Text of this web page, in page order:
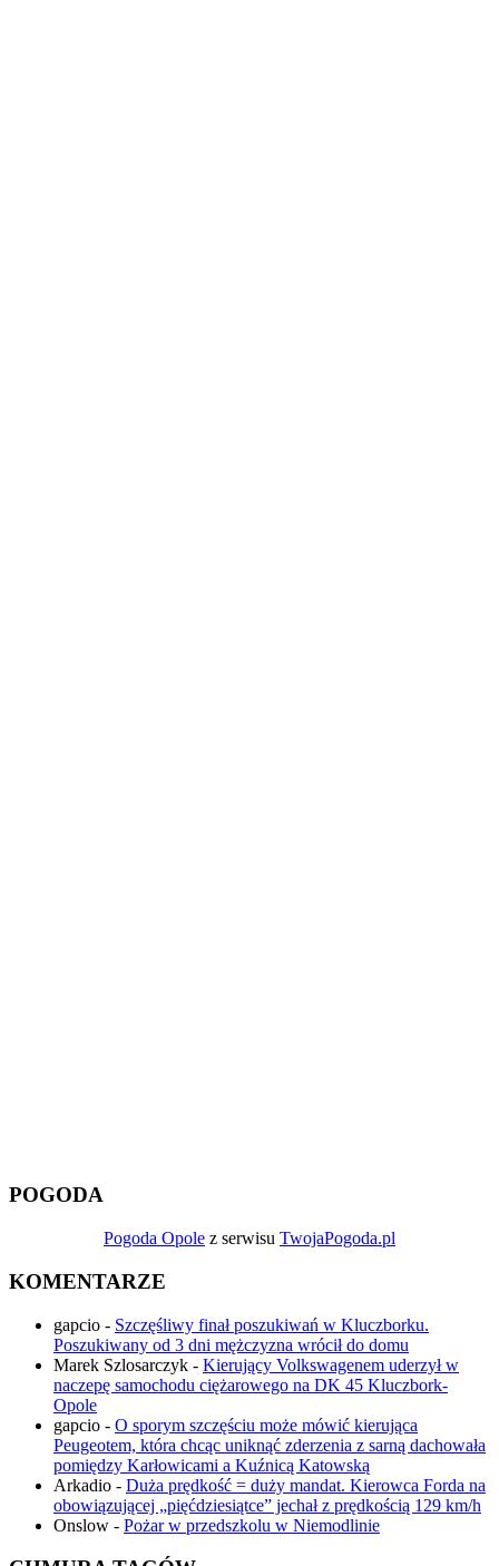
POGODA
Pogoda Opole z serwisu TwojaPogoda.pl
KOMENTARZE
gapcio - Szczęśliwy finał poszukiwań w Kluczborku.
Poszukiwany od 3 dni mężczyzna wrócił do domu
Marek Szlosarczyk - Kierujący Volkswagenem uderzył w
naczepę samochodu ciężarowego na DK 45 Kluczbork-
Opole
gapcio - O sporym szczęściu może mówić kierująca
Peugeotem, która chcąc uniknąć zderzenia z sarną dachowała
pomiędzy Karłowicami a Kuźnicą Katowską
Arkadio - Duża prędkość = duży mandat. Kierowca Forda na
obowiązującej „pięćdziesiątce” jechał z prędkością 129 km/h
Onslow - Pożar w przedszkolu w Niemodlinie